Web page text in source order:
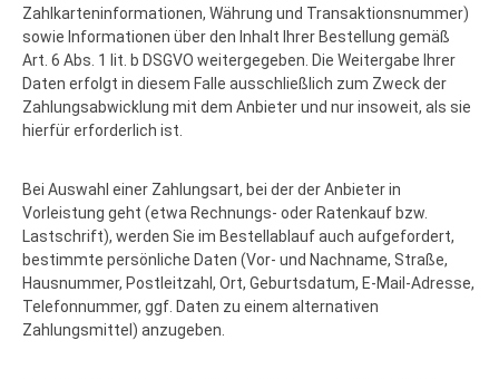
Zahlkarteninformationen, Währung und Transaktionsnummer)
sowie Informationen über den Inhalt Ihrer Bestellung gemäß
Art. 6 Abs. 1 lit. b DSGVO weitergegeben. Die Weitergabe Ihrer
Daten erfolgt in diesem Falle ausschließlich zum Zweck der
Zahlungsabwicklung mit dem Anbieter und nur insoweit, als sie
hierfür erforderlich ist.
Bei Auswahl einer Zahlungsart, bei der der Anbieter in
Vorleistung geht (etwa Rechnungs- oder Ratenkauf bzw.
Lastschrift), werden Sie im Bestellablauf auch aufgefordert,
bestimmte persönliche Daten (Vor- und Nachname, Straße,
Hausnummer, Postleitzahl, Ort, Geburtsdatum, E-Mail-Adresse,
Telefonnummer, ggf. Daten zu einem alternativen
Zahlungsmittel) anzugeben.